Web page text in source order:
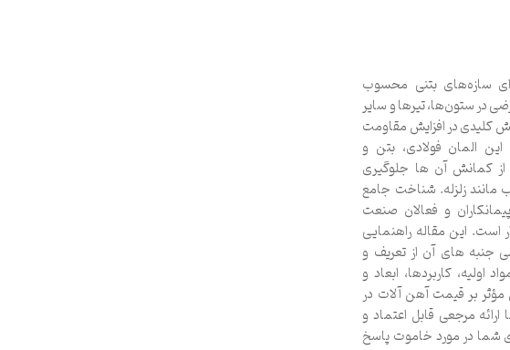
سازه‌های بتنی محسوب
در ستون‌ها، تیرها و سایر
کلیدی در افزایش مقاومت
المان فولادی، بتن و
کمانش آن‌ ها جلوگیری
مانند زلزله. شناخت جامع
و فعالان صنعت
است. این مقاله راهنمایی
جنبه ‌های آن از تعریف و
اولیه، کاربردها، ابعاد و
مؤثر بر قیمت آهن آلات در
مرجعی قابل اعتماد و
شما در مورد خاموت پاسخ